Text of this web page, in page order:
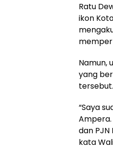
Ratu
ikon
Namun,
yang
tersebut.
“Saya
Ampera.
dan
kata